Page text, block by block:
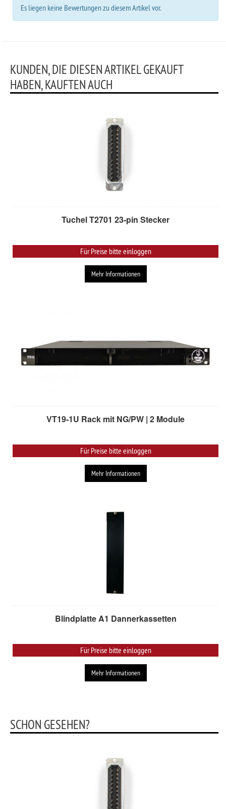
Es liegen keine Bewertungen zu diesem Artikel vor.
KUNDEN, DIE DIESEN ARTIKEL GEKAUFT
HABEN, KAUFTEN AUCH
Tuchel T2701 23-pin Stecker
Für Preise bitte einloggen
Mehr Informationen
VT19-1U Rack mit NG/PW | 2 Module
Für Preise bitte einloggen
Mehr Informationen
Blindplatte A1 Dannerkassetten
Für Preise bitte einloggen
Mehr Informationen
SCHON GESEHEN?